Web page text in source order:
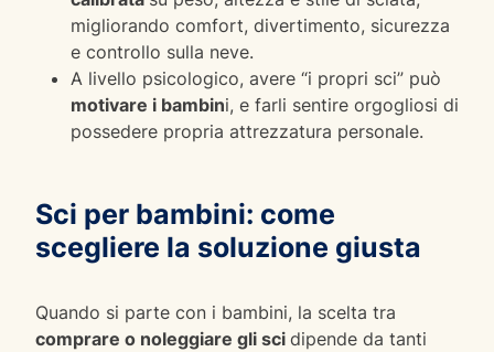
migliorando comfort, divertimento, sicurezza
e controllo sulla neve.
A livello psicologico, avere “i propri sci” può
motivare i bambini, e farli sentire orgogliosi di
possedere propria attrezzatura personale.
Sci per bambini: come
scegliere la soluzione giusta
Quando si parte con i bambini, la scelta tra
comprare o noleggiare gli sci dipende da tanti